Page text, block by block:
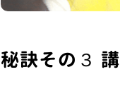
秘訣その３